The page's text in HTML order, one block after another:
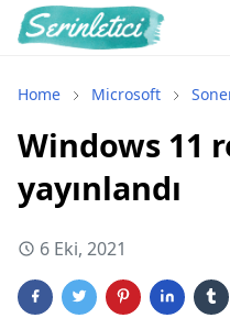
Home Microsoft
Windows 11
yayınlandı
6 Eki, 2021